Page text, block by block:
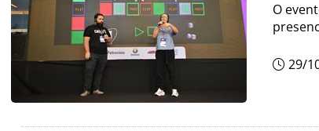
O
29/